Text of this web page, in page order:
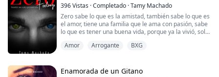
396Vistas ·Completado ·Tamy Machado
Zero sabe lo que es la amistad, también sabe lo que es
el amor, tiene una familia que le ama con pasión, sabe
lo que es tener una buena vida, porque ya la vivió, solo
hermano murió.
hecho de mirarse al espejo le causaba dolor.
Amor Arrogante BXG
Enamorada de un Gitano